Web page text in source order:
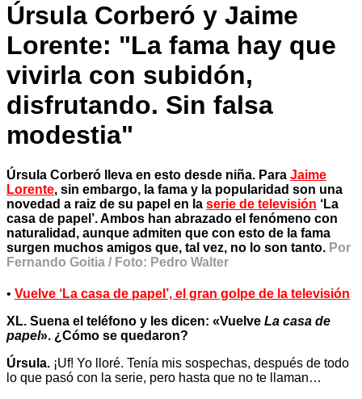
Úrsula Corberó y Jaime
Lorente: "La fama hay que
vivirla con subidón,
disfrutando. Sin falsa
modestia"
Úrsula Corberó lleva en esto desde niña. Para Jaime
Lorente, sin embargo, la fama y la popularidad son una
novedad a raiz de su papel en la serie de televisión ‘La
casa de papel’. Ambos han abrazado el fenómeno con
naturalidad, aunque admiten que con esto de la fama
surgen muchos amigos que, tal vez, no lo son tanto. Por
Fernando Goitia / Foto: Pedro Walter
• Vuelve ‘La casa de papel’, el gran golpe de la televisión
XL. Suena el teléfono y les dicen: «Vuelve La casa de
papel». ¿Cómo se quedaron?
Úrsula. ¡Uf! Yo lloré. Tenía mis sospechas, después de todo
lo que pasó con la serie, pero hasta que no te llaman…